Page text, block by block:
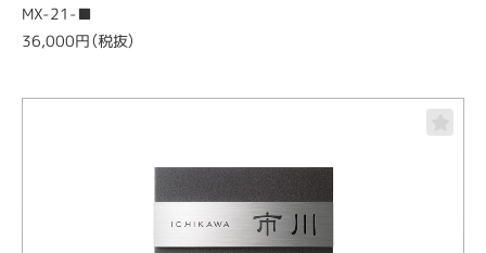
MX-21-■
36,000円（税抜）